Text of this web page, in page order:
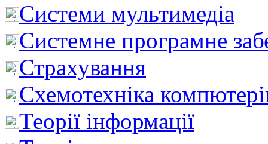
Системи мультимедіа
Системне програмне
Страхування
Схемотехніка
Теорії інформації